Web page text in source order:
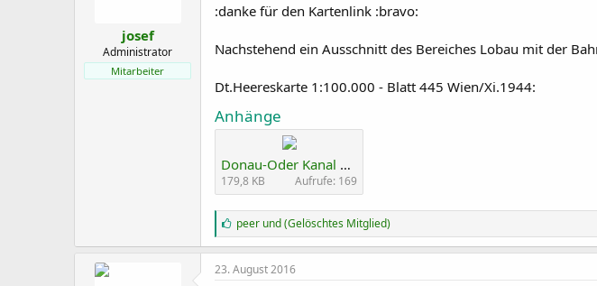
josef
Administrator
Mitarbeiter
:danke für den Kartenlink :bravo:
Nachstehend ein Ausschnitt des Bereiches Lobau mit der
Dt.Heereskarte 1:100.000 - Blatt 445 Wien/Xi.1944:
Anhänge
Donau-Oder Kanal 1944 D.Heereskarte Blatt 445.jpg
179,8 KB Aufrufe: 169
G
e
f
ä
peerund(Gelöschtes Mitglied)
23. August 2016